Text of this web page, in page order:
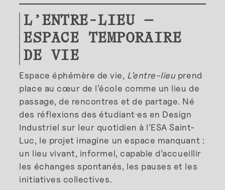
L’ENTRE-LIEU —
ESPACE TEMPORAIRE
DE VIE
Espace éphémère de vie, L’entre-lieuprend
place au cœur de l’école comme un lieu de
passage, de rencontres et de partage. Né
des réflexions des étudiant·es en Design
Industriel sur leur quotidien à l’ESA Saint-
Luc, le projet imagine un espace manquant :
un lieu vivant, informel, capable d’accueillir
les échanges spontanés, les pauses et les
initiatives collectives.